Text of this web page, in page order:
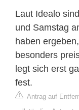
Laut Idealo
und Samstag
haben
besonders
legt sich erst
fest.
Antrag auf